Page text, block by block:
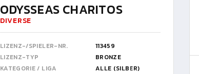
ODYSSEAS CHARITOS
DIVERSE
LIZENZ-/SPIELER-NR.
113459
LIZENZ-TYP
BRONZE
KATEGORIE / LIGA
ALLE (SILBER)